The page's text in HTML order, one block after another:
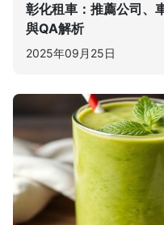
彰化租車：推薦公司、
與QA解析
2025年09月25日